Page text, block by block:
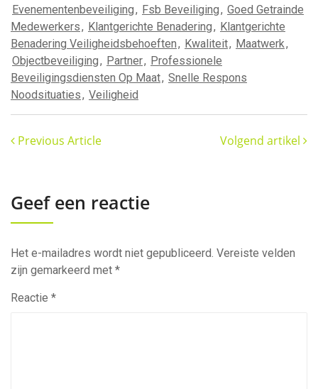
Evenementenbeveiliging, Fsb Beveiliging, Goed Getrainde
Medewerkers, Klantgerichte Benadering, Klantgerichte
Benadering Veiligheidsbehoeften, Kwaliteit, Maatwerk,
Objectbeveiliging, Partner, Professionele
Beveiligingsdiensten Op Maat, Snelle Respons
Noodsituaties, Veiligheid
Previous Article Volgend artikel
Geef een reactie
Het e-mailadres wordt niet gepubliceerd. Vereiste velden
zijn gemarkeerd met *
Reactie *